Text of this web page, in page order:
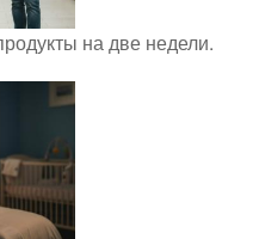
на две недели.